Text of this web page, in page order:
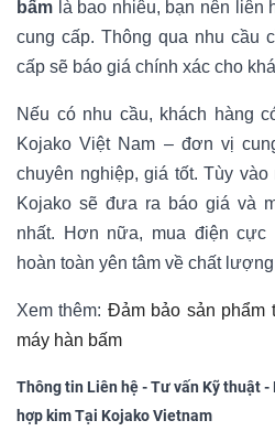
bấm là bao nhiêu, bạn nên
cung cấp. Thông qua nhu cầu
cấp sẽ báo giá chính xác cho
Nếu có nhu cầu, khách hàng
Kojako Việt Nam – đơn vị
chuyên nghiệp, giá tốt. Tùy
Kojako sẽ đưa ra báo giá và
nhất. Hơn nữa, mua điện cực
hoàn toàn yên tâm về chất
Xem thêm: Đảm bảo sản phẩm
máy hàn bấm
Thông tin Liên hệ - Tư vấn Kỹ thuật -
hợp kim Tại Kojako Vietnam